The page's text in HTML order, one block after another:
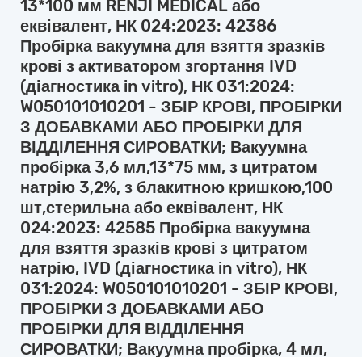
13*100 мм RENJI MEDICAL або
еквівалент, НК 024:2023: 42386
Пробірка вакуумна для взяття зразків
крові з активатором згортання IVD
(діагностика in vitro), НК 031:2024:
W050101010201 - ЗБІР КРОВІ, ПРОБІРКИ
З ДОБАВКАМИ АБО ПРОБІРКИ ДЛЯ
ВІДДІЛЕННЯ СИРОВАТКИ; Вакуумна
пробірка 3,6 мл,13*75 мм, з цитратом
натрію 3,2%, з блакитною кришкою,100
шт,стерильна або еквівалент, НК
024:2023: 42585 Пробірка вакуумна
для взяття зразків крові з цитратом
натрію, IVD (діагностика in vitro), НК
031:2024: W050101010201 - ЗБІР КРОВІ,
ПРОБІРКИ З ДОБАВКАМИ АБО
ПРОБІРКИ ДЛЯ ВІДДІЛЕННЯ
СИРОВАТКИ; Вакуумна пробірка, 4 мл,